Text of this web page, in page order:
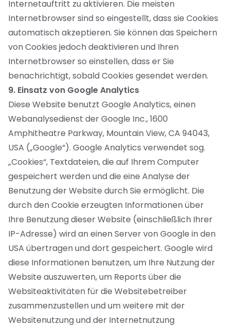
Internetauftritt zu aktivieren. Die meisten
Internetbrowser sind so eingestellt, dass sie Cookies
automatisch akzeptieren. Sie können das Speichern
von Cookies jedoch deaktivieren und Ihren
Internetbrowser so einstellen, dass er Sie
benachrichtigt, sobald Cookies gesendet werden.
9. Einsatz von Google Analytics
Diese Website benutzt Google Analytics, einen
Webanalysedienst der Google Inc., 1600
Amphitheatre Parkway, Mountain View, CA 94043,
USA („Google“). Google Analytics verwendet sog.
„Cookies“, Textdateien, die auf Ihrem Computer
gespeichert werden und die eine Analyse der
Benutzung der Website durch Sie ermöglicht. Die
durch den Cookie erzeugten Informationen über
Ihre Benutzung dieser Website (einschließlich Ihrer
IP-Adresse) wird an einen Server von Google in den
USA übertragen und dort gespeichert. Google wird
diese Informationen benutzen, um Ihre Nutzung der
Website auszuwerten, um Reports über die
Websiteaktivitäten für die Websitebetreiber
zusammenzustellen und um weitere mit der
Websitenutzung und der Internetnutzung